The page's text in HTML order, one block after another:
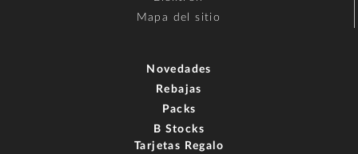
Mapa del sitio
Novedades
Rebajas
Packs
B Stocks
Tarjetas Regalo